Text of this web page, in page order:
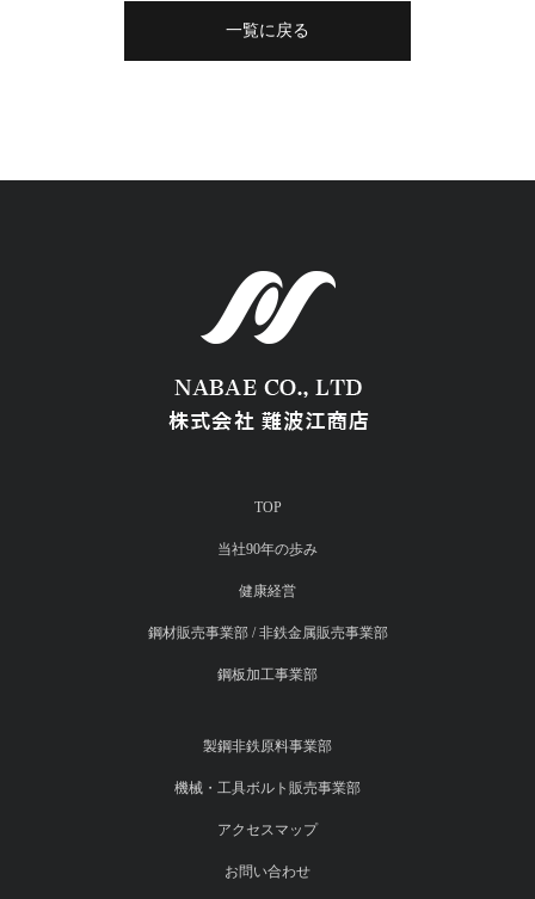
一覧に戻る
TOP
当社90年の歩み
健康経営
鋼材販売事業部 / 非鉄金属販売事業部
鋼板加工事業部
製鋼非鉄原料事業部
機械・工具ボルト販売事業部
アクセスマップ
お問い合わせ